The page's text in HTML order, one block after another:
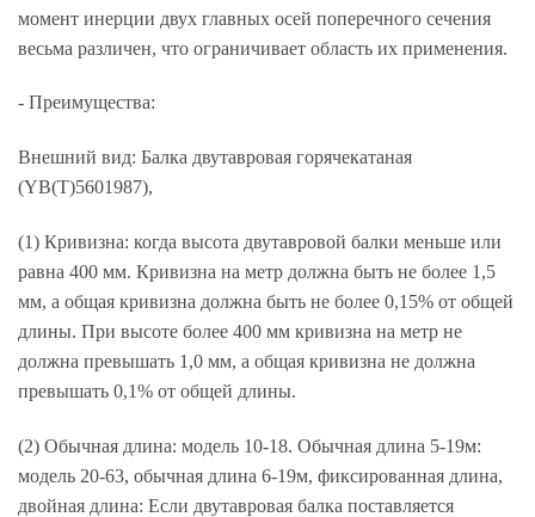
момент инерции двух главных осей поперечного сечения
весьма различен, что ограничивает область их применения.
- Преимущества:
Внешний вид: Балка двутавровая горячекатаная
(YB(T)5601987),
(1) Кривизна: когда высота двутавровой балки меньше или
равна 400 мм. Кривизна на метр должна быть не более 1,5
мм, а общая кривизна должна быть не более 0,15% от общей
длины. При высоте более 400 мм кривизна на метр не
должна превышать 1,0 мм, а общая кривизна не должна
превышать 0,1% от общей длины.
(2) Обычная длина: модель 10-18. Обычная длина 5-19м:
модель 20-63, обычная длина 6-19м, фиксированная длина,
двойная длина: Если двутавровая балка поставляется